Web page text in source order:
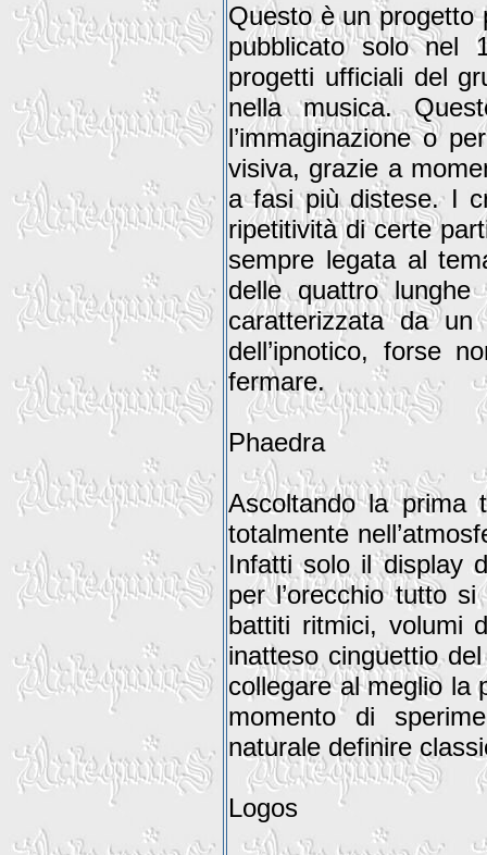
Questo è un progetto
pubblicato solo nel
progetti ufficiali del
nella musica.
l’immaginazione o
visiva, grazie a
a fasi più distese. I
ripetitività di certe
sempre legata al
delle quattro
caratterizzata da
dell’ipnotico, forse
fermare.
Phaedra
Ascoltando la prima
totalmente
Infatti solo il display
per l’orecchio tutto
battiti ritmici, volumi
inatteso cinguettio
collegare al meglio la
momento di
naturale definire
Logos